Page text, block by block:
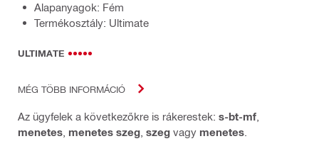
Alapanyagok: Fém
Termékosztály: Ultimate
ULTIMATE
MÉG TÖBB INFORMÁCIÓ
Az ügyfelek a következőkre is rákerestek: s-bt-mf
menetes menetes szeg szeg vagy menetes